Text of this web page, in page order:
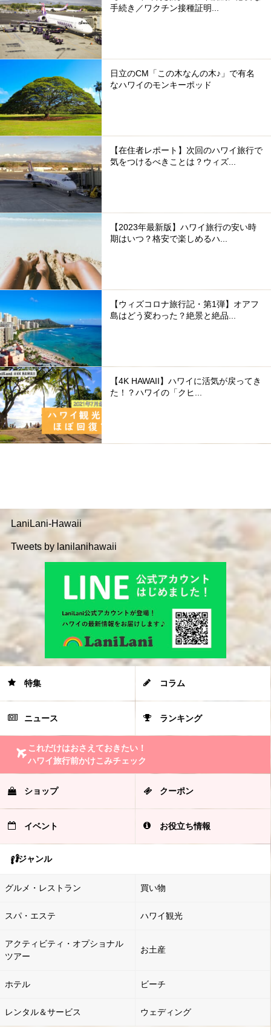
手続き／ワクチン接種証明...
日立のCM「この木なんの木♪」で有名
なハワイのモンキーポッド
【在住者レポート】次回のハワイ旅行で
気をつけるべきことは？ウィズ...
【2023年最新版】ハワイ旅行の安い時
期はいつ？格安で楽しめるハ...
【ウィズコロナ旅行記・第1弾】オアフ
島はどう変わった？絶景と絶品...
【4K HAWAII】ハワイに活気が戻ってき
た！？ハワイの「クヒ...
LaniLani-Hawaii
Tweets by lanilanihawaii
特集 コラム
ニュース ランキング
これだけはおさえておきたい！
ハワイ旅行前かけこみチェック
ショップ クーポン
イベント お役立ち情報
ジャンル
グルメ・レストラン 買い物
スパ・エステ ハワイ観光
アクティビティ・オプショナル
ツアー
お土産
ホテル ビーチ
レンタル＆サービス ウェディング